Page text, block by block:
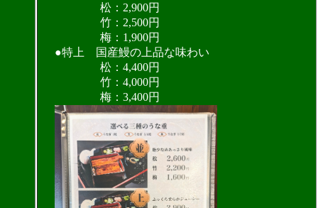
松：2,900円
竹：2,500円
梅：1,900円
●特上 国産鰻の上品な味わい
松：4,400円
竹：4,000円
梅：3,400円